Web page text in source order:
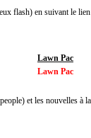
flash) en suivant le
Lawn Pac
Lawn Pac
et les nouvelles à